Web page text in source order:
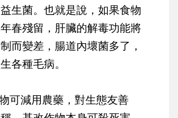
生菌。也就是說，如果食物
春殘留，肝臟的解毒功能將
而變差，腸道內壞菌多了，
各種毛病。
可減用農藥，對生態友善